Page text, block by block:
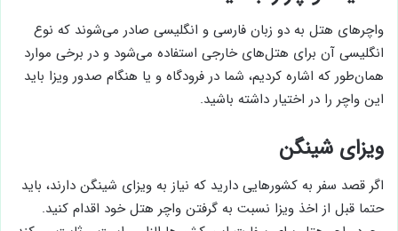
واچرهای هتل به دو زبان فارسی و انگلیسی صادر می‌شوند که نوع
انگلیسی آن برای هتل‌های خارجی استفاده می‌شود و در برخی موارد
همان‌طور که اشاره کردیم، شما در فرودگاه و یا هنگام صدور ویزا باید
این واچر را در اختیار داشته باشید.
ویزای شینگن
اگر قصد سفر به کشورهایی دارید که نیاز به ویزای شینگن دارند، باید
حتما قبل از اخذ ویزا نسبت به گرفتن واچر هتل خود اقدام کنید.